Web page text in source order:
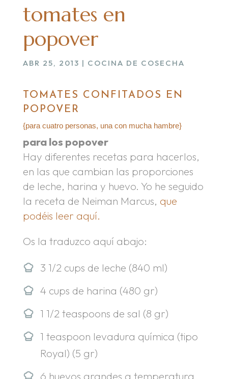
tomates en
popover
ABR 25, 2013 | COCINA DE COSECHA
TOMATES CONFITADOS EN
POPOVER
{para cuatro personas, una con mucha hambre}
para los popover
Hay diferentes recetas para hacerlos,
en las que cambian las proporciones
de leche, harina y huevo. Yo he seguido
la receta de Neiman Marcus, que
podéis leer aquí.
Os la traduzco aquí abajo:
3 1/2 cups de leche (840 ml)
4 cups de harina (480 gr)
1 1/2 teaspoons de sal (8 gr)
1 teaspoon levadura química (tipo
Royal) (5 gr)
6 huevos grandes a temperatura